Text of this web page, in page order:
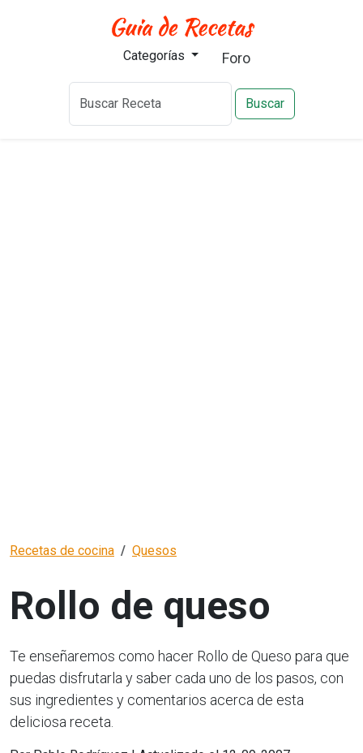
Categorías Foro
Buscar
Recetas de cocina Quesos
Rollo de queso
Te enseñaremos como hacer Rollo de Queso para que
puedas disfrutarla y saber cada uno de los pasos, con
sus ingredientes y comentarios acerca de esta
deliciosa receta.